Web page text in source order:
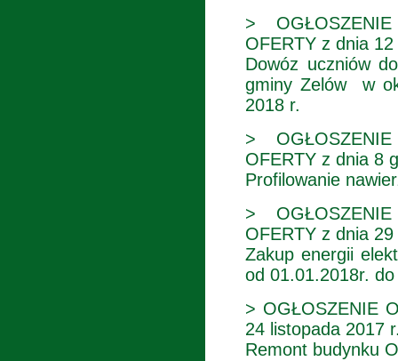
>
OFERTY z dnia
Dowóz uczniów
gminy Zelów w
2018 r.
>
OFERTY z dnia 8
Profilowanie
>
OFERTY z dnia
Zakup energii
od 01.01.2018r.
> OGŁOSZENIE
24 listopada 2017
Remont budynku